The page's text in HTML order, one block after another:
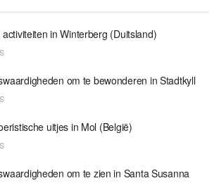
in Winterberg (Duitsland)
om te bewonderen in Stadtkyll
uitjes in Mol (België)
om te zien in Santa Susanna